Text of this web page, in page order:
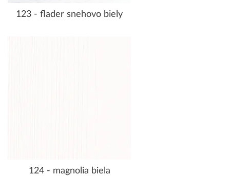
123 - flader snehovo biely
124 - magnolia biela